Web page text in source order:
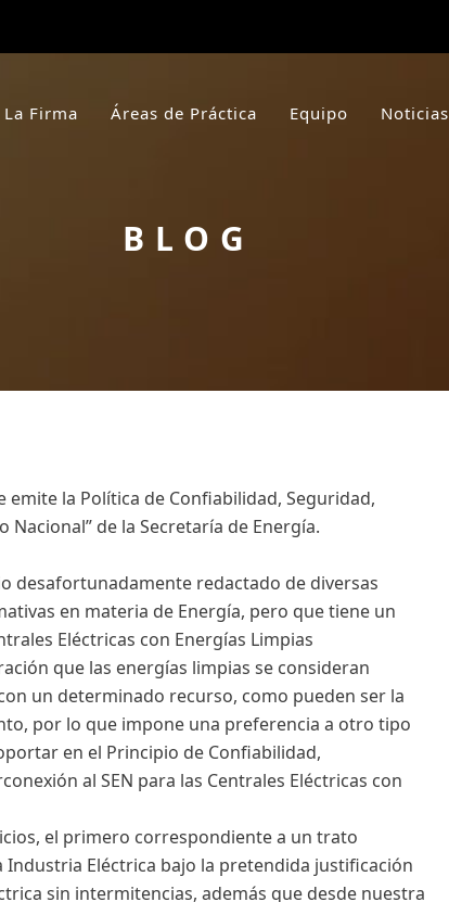
La Firma Áreas de Práctica Equipo Noticias
BLOG
emite la Política de Confiabilidad, Seguridad,
Nacional” de la Secretaría de Energía.
desafortunadamente redactado de diversas
en materia de Energía, pero que tiene un
Eléctricas con Energías Limpias
que las energías limpias se consideran
un determinado recurso, como pueden ser la
por lo que impone una preferencia a otro tipo
en el Principio de Confiabilidad,
al SEN para las Centrales Eléctricas con
el primero correspondiente a un trato
Eléctrica bajo la pretendida justificación
sin intermitencias, además que desde nuestra